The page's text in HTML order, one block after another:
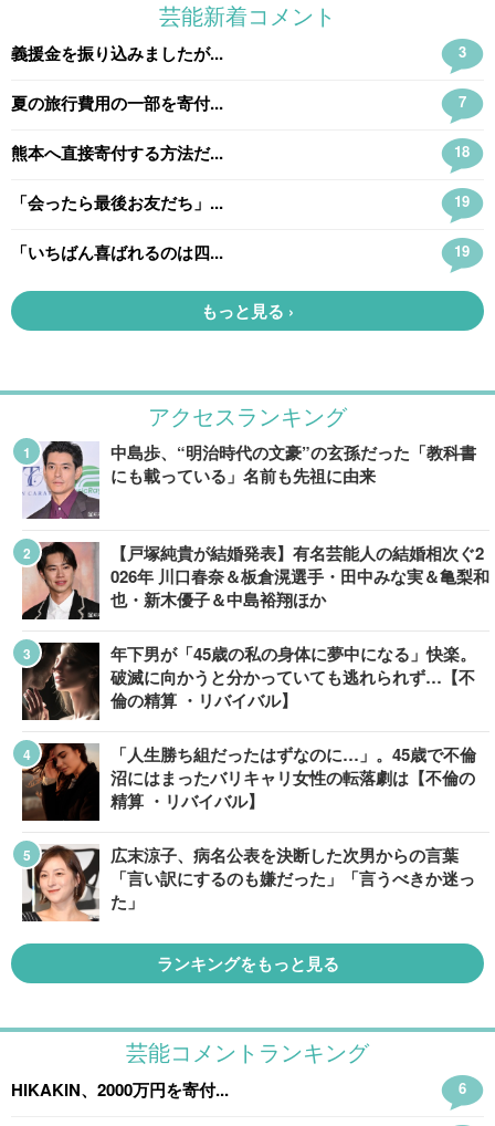
アクセスランキング
中島歩、“明治時代の文豪”の玄孫だった「教科書
にも載っている」名前も先祖に由来
【戸塚純貴が結婚発表】有名芸能人の結婚相次ぐ2
026年 川口春奈＆板倉滉選手・田中みな実＆亀梨和
也・新木優子＆中島裕翔ほか
年下男が「45歳の私の身体に夢中になる」快楽。
破滅に向かうと分かっていても逃れられず…【不
倫の精算 ・リバイバル】
「人生勝ち組だったはずなのに…」。45歳で不倫
沼にはまったバリキャリ女性の転落劇は【不倫の
精算 ・リバイバル】
広末涼子、病名公表を決断した次男からの言葉
「言い訳にするのも嫌だった」「言うべきか迷っ
た」
ランキングをもっと見る